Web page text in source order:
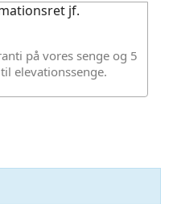
jf.
på vores senge og 5
elevationssenge.